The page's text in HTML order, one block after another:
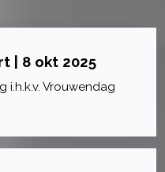
| 8 okt 2025
i.h.k.v. Vrouwendag